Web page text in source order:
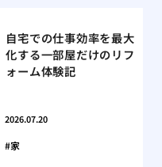
自宅での仕事効率を最大
化する一部屋だけのリフ
ォーム体験記
2026.07.20
家